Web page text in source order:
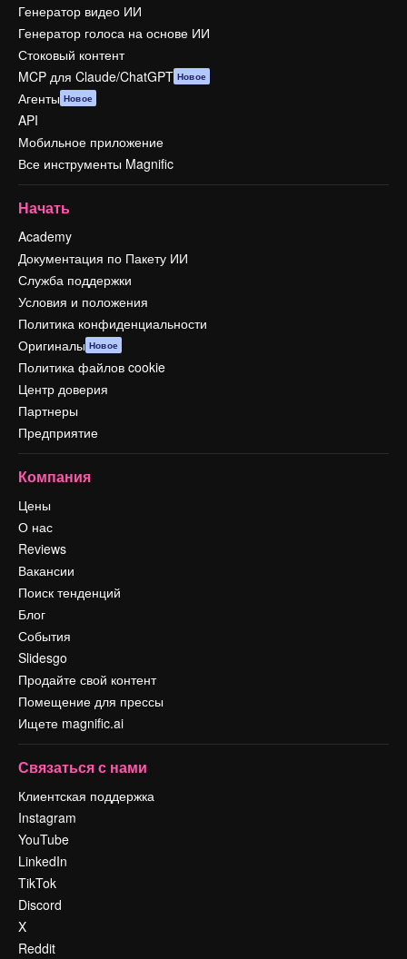
Генератор видео ИИ
Генератор голоса на основе ИИ
Стоковый контент
MCP для Claude/ChatGPT Новое
Агенты Новое
API
Мобильное приложение
Все инструменты Magnific
Начать
Academy
Документация по Пакету ИИ
Служба поддержки
Условия и положения
Политика конфиденциальности
Оригиналы Новое
Политика файлов cookie
Центр доверия
Партнеры
Предприятие
Компания
Цены
О нас
Reviews
Вакансии
Поиск тенденций
Блог
События
Slidesgo
Продайте свой контент
Помещение для прессы
Ищете magnific.ai
Связаться с нами
Клиентская поддержка
Instagram
YouTube
LinkedIn
TikTok
Discord
X
Reddit